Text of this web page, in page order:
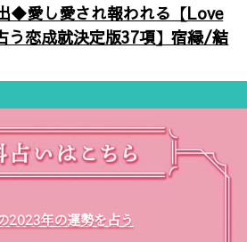
◆愛し愛され報われる【Love
う恋成就決定版37項】宿縁/結
2023年の運勢を占う